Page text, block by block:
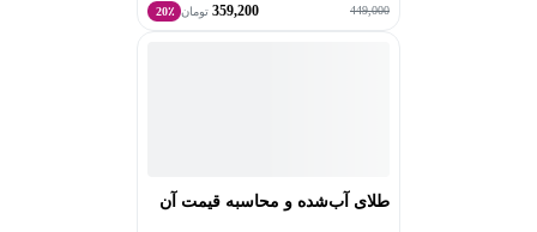
449,000
359,200 تومان 20٪
طلای آب‌شده و محاسبه قیمت آن